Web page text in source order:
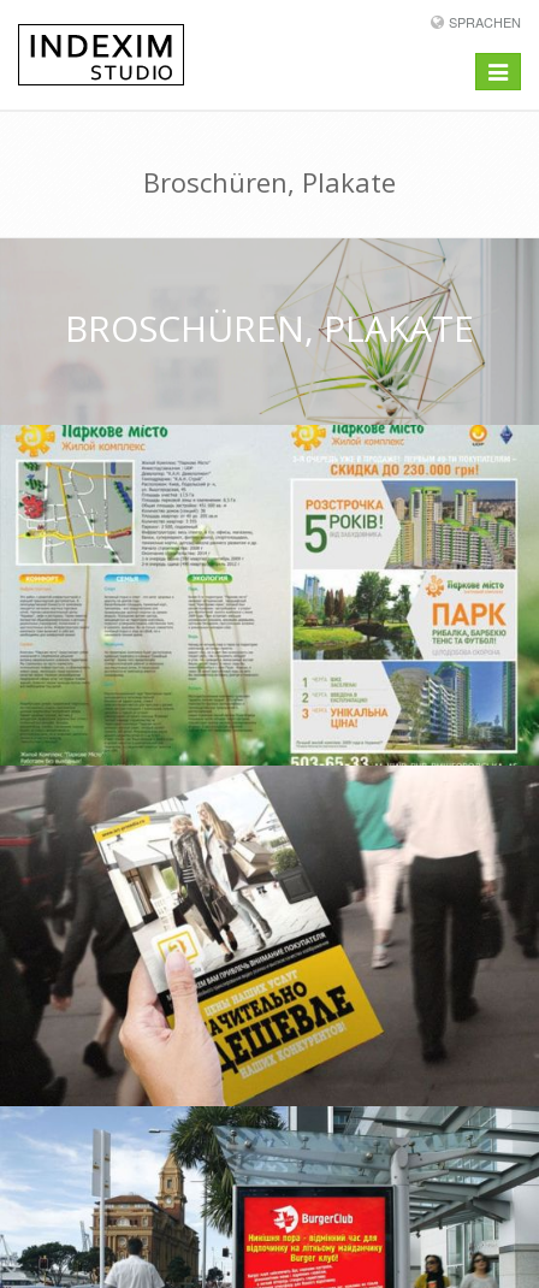
SPRACHEN
Toggle
Broschüren, Plakate
BROSCHÜREN, PLAKATE
PARK CITY
BROSCHÜREN, PLAKATE
FALTBLATT "WERBUNG AUF DEN MONITOREN"
BROSCHÜREN, PLAKATE
PROSPEKTE FÜR BURGERCLUB